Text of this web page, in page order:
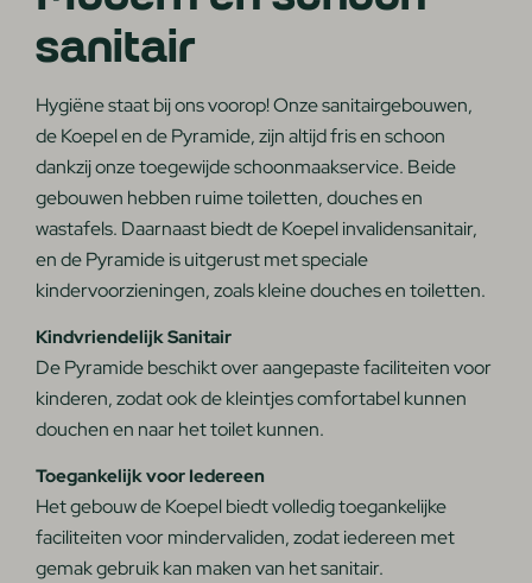
sanitair
Hygiëne staat bij ons voorop! Onze sanitairgebouwen,
de Koepel en de Pyramide, zijn altijd fris en schoon
dankzij onze toegewijde schoonmaakservice. Beide
gebouwen hebben ruime toiletten, douches en
wastafels. Daarnaast biedt de Koepel invalidensanitair,
en de Pyramide is uitgerust met speciale
kindervoorzieningen, zoals kleine douches en toiletten.
Kindvriendelijk Sanitair
De Pyramide beschikt over aangepaste faciliteiten voor
kinderen, zodat ook de kleintjes comfortabel kunnen
douchen en naar het toilet kunnen.
Toegankelijk voor Iedereen
Het gebouw de Koepel biedt volledig toegankelijke
faciliteiten voor mindervaliden, zodat iedereen met
gemak gebruik kan maken van het sanitair.